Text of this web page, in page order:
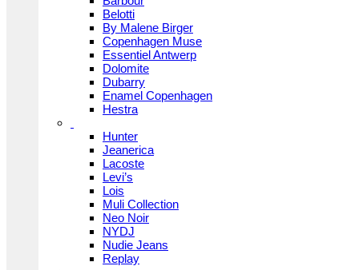
Belotti
By Malene Birger
Copenhagen Muse
Essentiel Antwerp
Dolomite
Dubarry
Enamel Copenhagen
Hestra
Hunter
Jeanerica
Lacoste
Levi’s
Lois
Muli Collection
Neo Noir
NYDJ
Nudie Jeans
Replay